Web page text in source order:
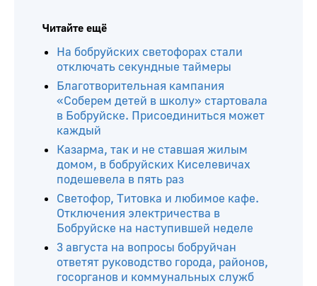
Читайте ещё
На бобруйских светофорах стали
отключать секундные таймеры
Благотворительная кампания
«Соберем детей в школу» стартовала
в Бобруйске. Присоединиться может
каждый
Казарма, так и не ставшая жилым
домом, в бобруйских Киселевичах
подешевела в пять раз
Светофор, Титовка и любимое кафе.
Отключения электричества в
Бобруйске на наступившей неделе
3 августа на вопросы бобруйчан
ответят руководство города, районов,
госорганов и коммунальных служб